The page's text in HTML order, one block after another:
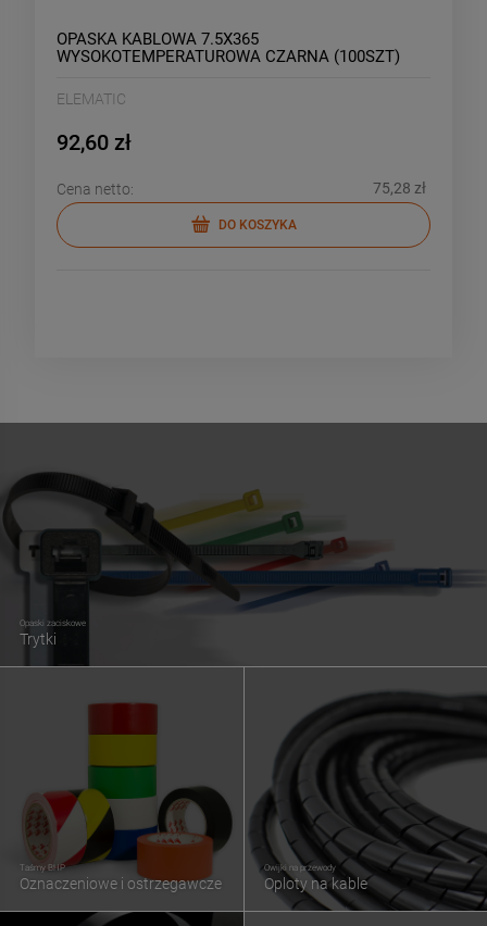
OPASKA KABLOWA 7.5X365
WYSOKOTEMPERATUROWA CZARNA (100SZT)
ELEMATIC
92,60 zł
Cena netto: 75,28 zł
DO KOSZYKA
Opaski zaciskowe
Trytki
Taśmy BHP
Oznaczeniowe i ostrzegawcze
Owijki na przewody
Oploty na kable